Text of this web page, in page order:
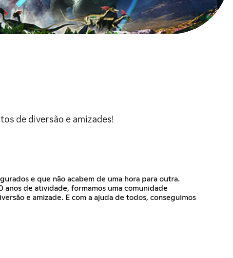
de diversão e amizades!
e que não acabem de uma hora para outra.
de atividade, formamos uma comunidade
e amizade. E com a ajuda de todos, conseguimos